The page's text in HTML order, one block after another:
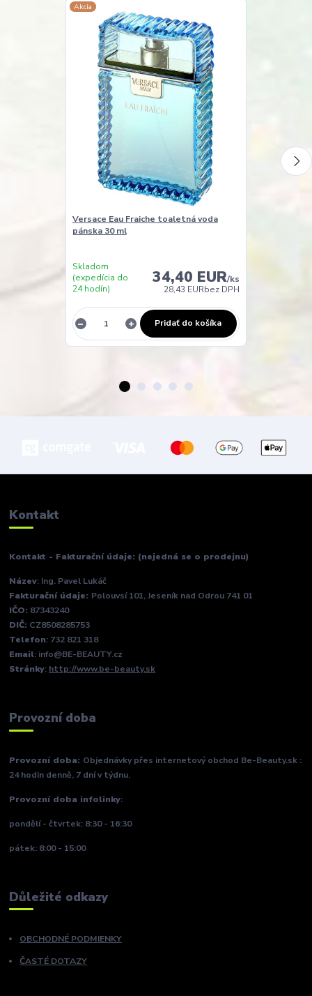
Akcia
Versace Eau Fraiche toaletná voda
pánska 30 ml
34,40 EUR/ks
28,43 EURbez DPH
Skladom
(expedícia do
24 hodín)
Pridať do košíka
Kontakt
Kontakt - Fakturační údaje: (nejedná se o prodejnu)
Název: Ing. Pavel Lukáč
Fakturační údaje: Polouvsí 101, Jeseník nad Odrou 741 01
IČO: 87343240
DIČ: CZ8508285753
Telefon: 732 821 318
Email: info@BE-BEAUTY.cz
Stránky: http://www.be-beauty.sk
Provozní doba
Provozní doba: Objednávky přes internetový obchod Be-Beauty.sk :
24 hodin denně, 7 dní v týdnu.
Provozní doba infolinky:
pondělí - čtvrtek: 8:30 - 16:30
pátek: 8:00 - 15:00
Důležité odkazy
OBCHODNÉ PODMIENKY
ČASTÉ DOTAZY